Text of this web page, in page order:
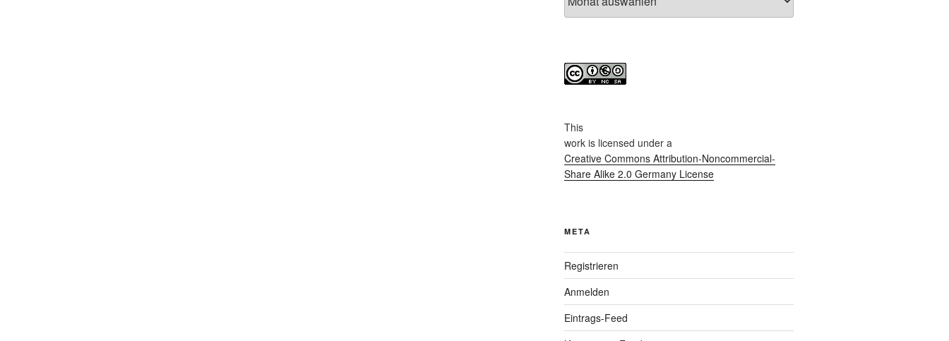
This
workis licensed under a
Creative Commons Attribution-Noncommercial-
Share Alike 2.0 Germany License
META
Registrieren
Anmelden
Eintrags-Feed